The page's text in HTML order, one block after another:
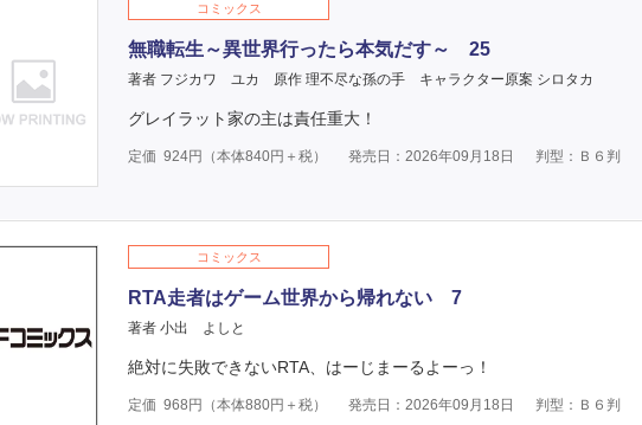
コミックス
無職転生～異世界行ったら本気だす～ 25
著者 フジカワ ユカ 原作 理不尽な孫の手 キャラクター原案 シロタカ
グレイラット家の主は責任重大！
定価 924円（本体840円＋税） 発売日：2026年09月18日 判型：Ｂ６判
コミックス
RTA走者はゲーム世界から帰れない 7
著者 小出 よしと
絶対に失敗できないRTA、はーじまーるよーっ！
定価 968円（本体880円＋税） 発売日：2026年09月18日 判型：Ｂ６判